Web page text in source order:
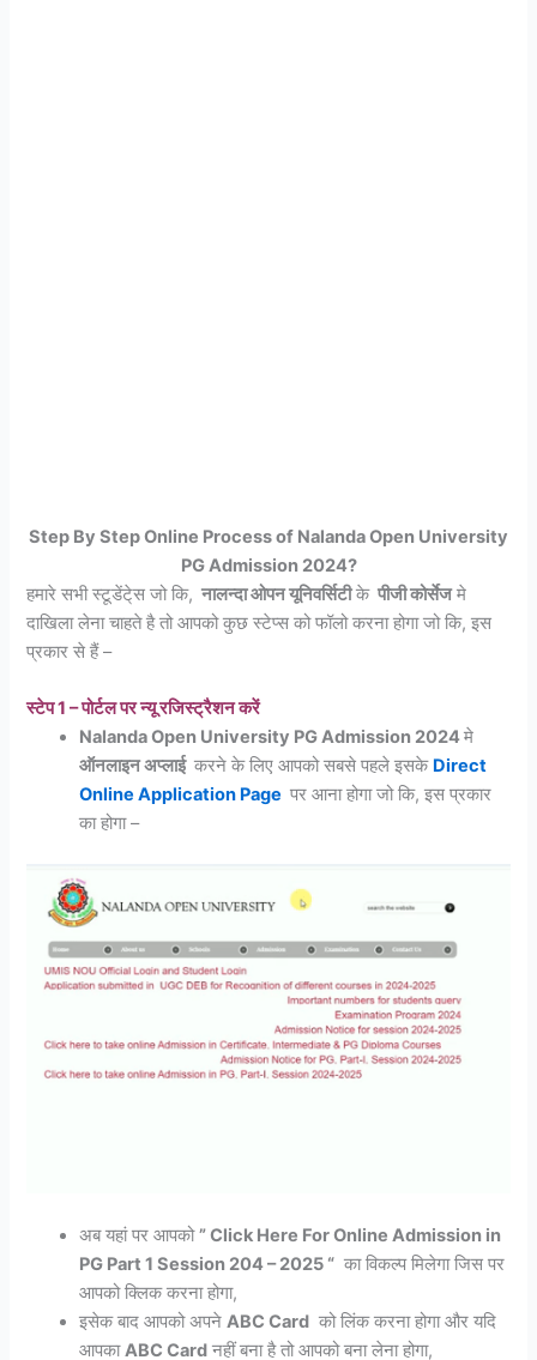
Step By Step Online Process of Nalanda Open University
PG Admission 2024?
हमारे सभी स्टूडेंटे्स जो कि, नालन्दा ओपन यूनिवर्सिटीके पीजी कोर्सेजमे
दाखिला लेना चाहते है तो आपको कुछ स्टेप्स को फॉलो करना होगा जो कि, इस
प्रकार से हैं –
स्टेप 1 – पोर्टल पर न्यू रजिस्ट्रैशन करें
Nalanda Open University PG Admission 2024मे
ऑनलाइन अप्लाई करने के लिए आपको सबसे पहले इसके Direct
Online Application Page पर आना होगा जो कि, इस प्रकार
का होगा –
अब यहां पर आपको” Click Here For Online Admission in
PG Part 1 Session 204 – 2025 “ का विकल्प मिलेगा जिस पर
आपको क्लिक करना होगा,
इसेक बाद आपको अपनेABC Card को लिंक करना होगा और यदि
आपकाABC Card नहीं बना है तो आपको बना लेना होगा,